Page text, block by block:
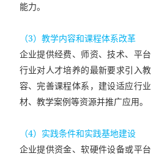
能力。
（3）教学内容和课程体系改革
企业提供经费、师资、技术、平
行业对人才培养的最新要求引入
容、完善课程体系，建设适应行
材、教学案例等资源并推广应用。
（4）实践条件和实践基地建设
企业提供资金、软硬件设备或平